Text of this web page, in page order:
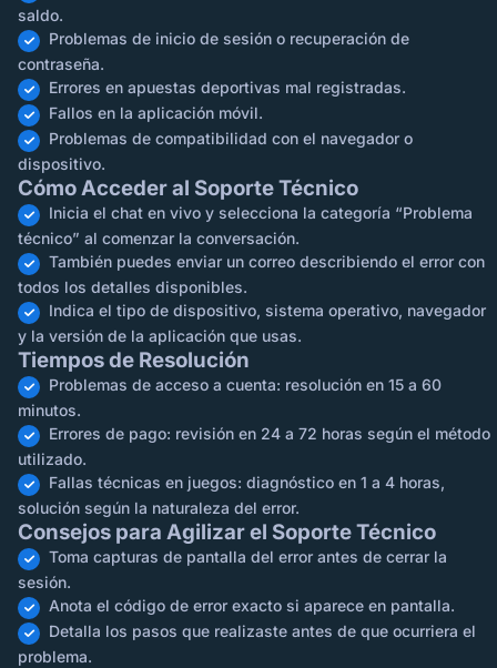
saldo.
Problemas de inicio de sesión o recuperación de
contraseña.
Errores en apuestas deportivas mal registradas.
Fallos en la aplicación móvil.
Problemas de compatibilidad con el navegador o
dispositivo.
Cómo Acceder al Soporte Técnico
Inicia el chat en vivo y selecciona la categoría “Problema
técnico” al comenzar la conversación.
También puedes enviar un correo describiendo el error con
todos los detalles disponibles.
Indica el tipo de dispositivo, sistema operativo, navegador
y la versión de la aplicación que usas.
Tiempos de Resolución
Problemas de acceso a cuenta: resolución en 15 a 60
minutos.
Errores de pago: revisión en 24 a 72 horas según el método
utilizado.
Fallas técnicas en juegos: diagnóstico en 1 a 4 horas,
solución según la naturaleza del error.
Consejos para Agilizar el Soporte Técnico
Toma capturas de pantalla del error antes de cerrar la
sesión.
Anota el código de error exacto si aparece en pantalla.
Detalla los pasos que realizaste antes de que ocurriera el
problema.